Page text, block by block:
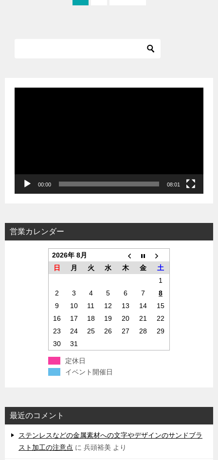
00:00 08:01
営業カレンダー
2026年 8月
日
月 火 水 木 金
土
1
2
3 4 5 6 7
8
9
10 11 12 13 14
15
16
17 18 19 20 21
22
23
24 25 26 27 28
29
30
31
定休日
イベント開催日
最近のコメント
ステンレスなどの金属素材への文字やデザインのサンドブラ
スト加工の注意点 に 兵頭裕美 より